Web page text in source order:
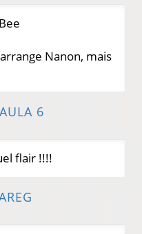
Nanon, mais
6
flair !!!!